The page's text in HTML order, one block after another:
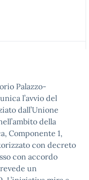
Palazzo-
l’avvio del
dall’Unione
della
Componente 1,
con decreto
con accordo
un